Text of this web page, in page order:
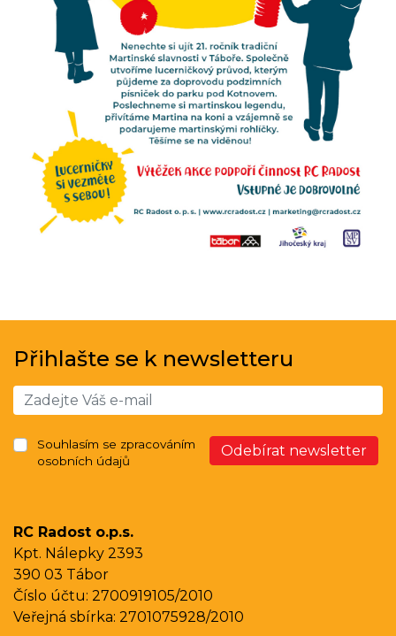
Přihlašte se k newsletteru
Souhlasím se zpracováním
osobních údajů
Odebírat newsletter
RC Radost o.p.s.
Kpt. Nálepky 2393
390 03 Tábor
Číslo účtu: 2700919105/2010
Veřejná sbírka: 2701075928/2010